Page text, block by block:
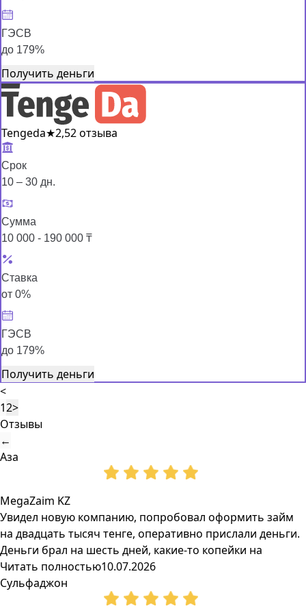
ГЭСВ
до 179%
Получить деньги
Tengeda★2,52 отзыва
Срок
10 – 30 дн.
Сумма
10 000 - 190 000 ₸
Ставка
от 0%
ГЭСВ
до 179%
Получить деньги
<
12>
Отзывы
←
Аза
MegaZaim KZ
Увидел новую компанию, попробовал оформить займ
на двадцать тысяч тенге, оперативно прислали деньги.
Деньги брал на шесть дней, какие-то копейки на
Читать полностью10.07.2026
Сульфаджон